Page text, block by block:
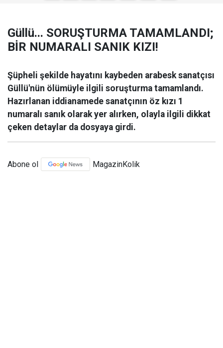
Güllü... SORUŞTURMA TAMAMLANDI;
BİR NUMARALI SANIK KIZI!
Şüpheli şekilde hayatını kaybeden arabesk sanatçısı
Güllü'nün ölümüyle ilgili soruşturma tamamlandı.
Hazırlanan iddianamede sanatçının öz kızı 1
numaralı sanık olarak yer alırken, olayla ilgili dikkat
çeken detaylar da dosyaya girdi.
Abone ol MagazinKolik